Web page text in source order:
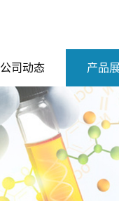
公司动态 产品